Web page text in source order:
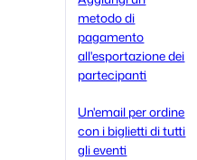
metodo di
pagamento
all'esportazione dei
partecipanti
Un'email per ordine
con i biglietti di tutti
gli eventi